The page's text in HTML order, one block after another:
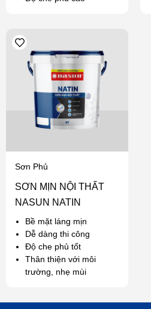
Sơn Phủ
SƠN MỊN NỘI THẤT
NASUN NATIN
Bề mặt láng mịn
Dễ dàng thi công
Độ che phủ tốt
Thân thiện với môi
trường, nhẹ mùi